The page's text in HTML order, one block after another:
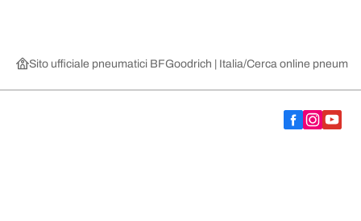
Sito ufficiale pneumatici BFGoodrich | Italia Cerca online